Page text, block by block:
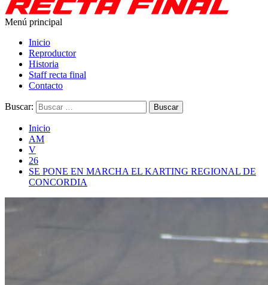
Menú principal
Inicio
Reproductor
Historia
Staff recta final
Contacto
Buscar:
Inicio
AM
V
26
SE PONE EN MARCHA EL KARTING REGIONAL DE
CONCORDIA